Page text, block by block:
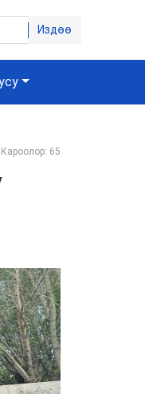
Издөө
Кароолор: 65